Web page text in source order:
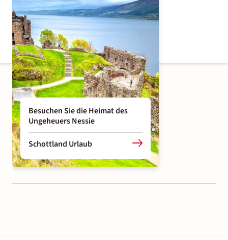
Besuchen Sie die Heimat des
Ungeheuers Nessie
Schottland Urlaub